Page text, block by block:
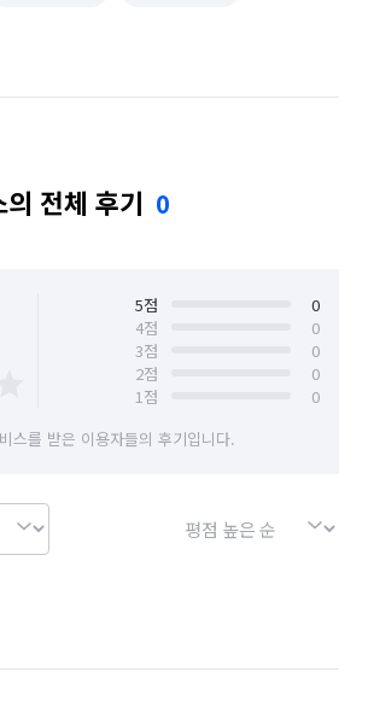
전체 후기 0
5점
0
4점
0
3점
0
2점
0
1점
0
스를 받은 이용자들의 후기입니다.